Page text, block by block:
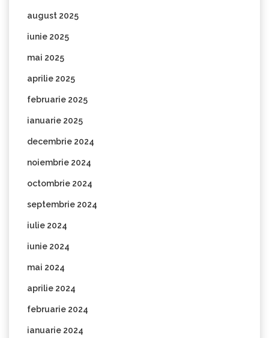
august 2025
iunie 2025
mai 2025
aprilie 2025
februarie 2025
ianuarie 2025
decembrie 2024
noiembrie 2024
octombrie 2024
septembrie 2024
iulie 2024
iunie 2024
mai 2024
aprilie 2024
februarie 2024
ianuarie 2024